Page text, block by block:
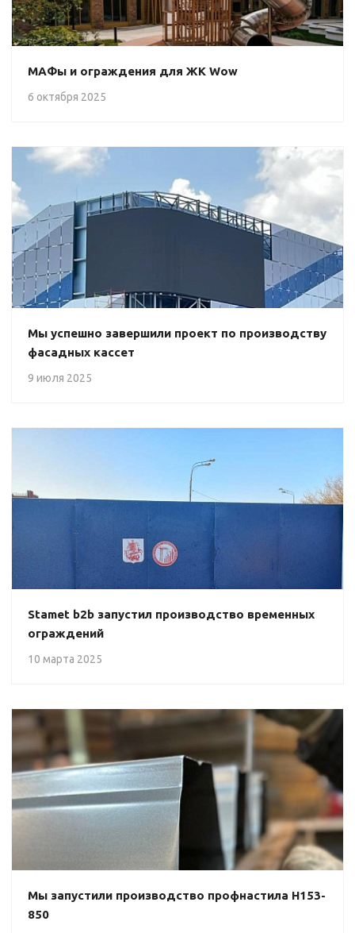
МАФы и ограждения для ЖК Wow
6 октября 2025
Мы успешно завершили проект по производству
фасадных кассет
9 июля 2025
Stamet b2b запустил производство временных
ограждений
10 марта 2025
Мы запустили производство профнастила Н153-
850